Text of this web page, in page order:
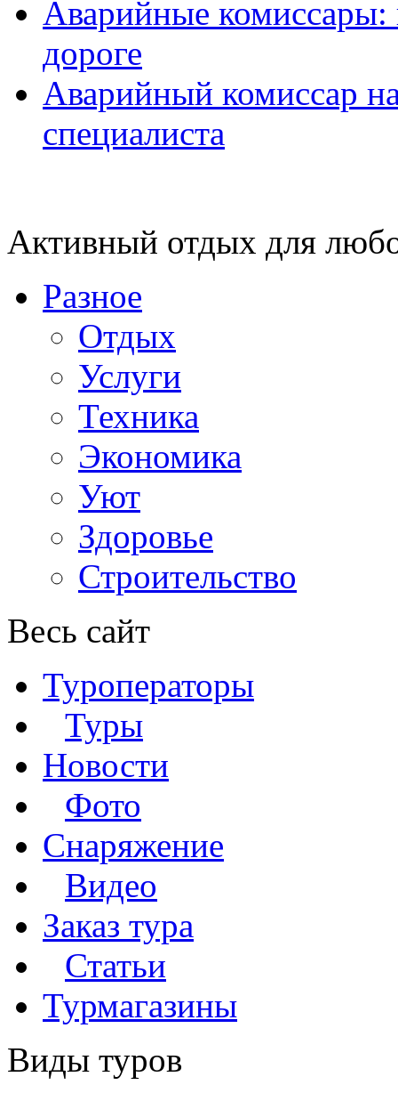
Аварийные
дороге
Аварийный комиссар
специалиста
Активный отдых для
Разное
Отдых
Услуги
Техника
Экономика
Уют
Здоровье
Строительство
Весь сайт
Туроператоры
Туры
Новости
Фото
Снаряжение
Видео
Заказ тура
Статьи
Турмагазины
Виды туров